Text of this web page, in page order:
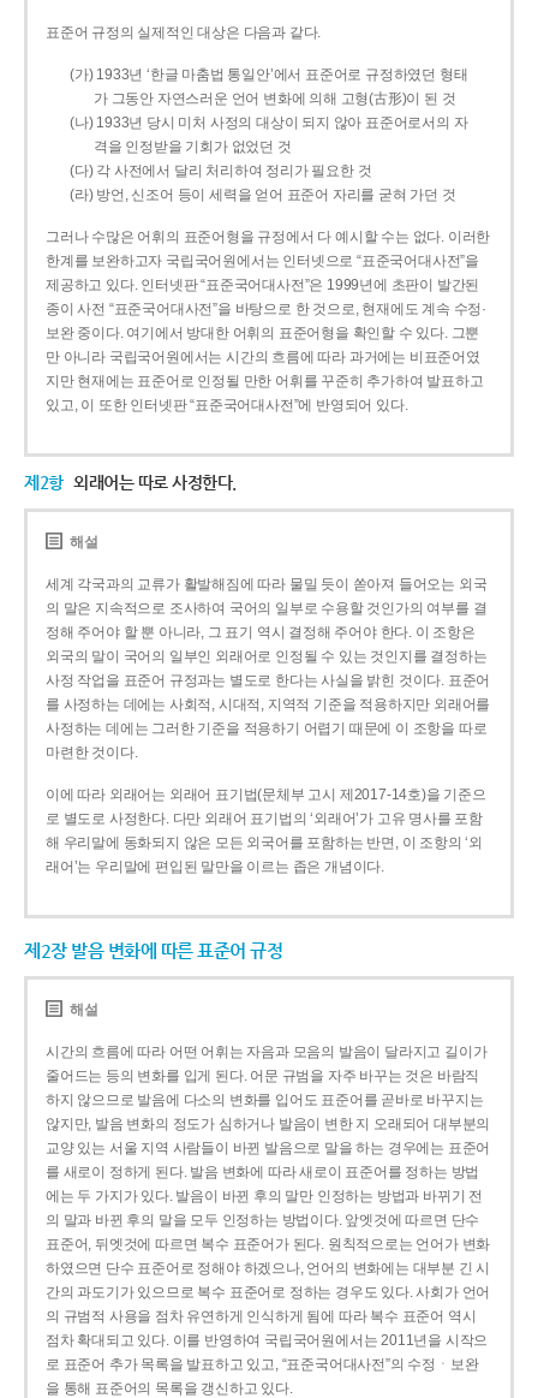
표준어 규정의 실제적인 대상은 다음과 같다.
(가) 1933년 ‘한글 마춤법 통일안’에서 표준어로 규정하였던 형태
가 그동안 자연스러운 언어 변화에 의해 고형(古形)이 된 것
(나) 1933년 당시 미처 사정의 대상이 되지 않아 표준어로서의 자
격을 인정받을 기회가 없었던 것
(다) 각 사전에서 달리 처리하여 정리가 필요한 것
(라) 방언, 신조어 등이 세력을 얻어 표준어 자리를 굳혀 가던 것
그러나 수많은 어휘의 표준어형을 규정에서 다 예시할 수는 없다. 이러한
한계를 보완하고자 국립국어원에서는 인터넷으로 “표준국어대사전”을
제공하고 있다. 인터넷판 “표준국어대사전”은 1999년에 초판이 발간된
종이 사전 “표준국어대사전”을 바탕으로 한 것으로, 현재에도 계속 수정·
보완 중이다. 여기에서 방대한 어휘의 표준어형을 확인할 수 있다. 그뿐
만 아니라 국립국어원에서는 시간의 흐름에 따라 과거에는 비표준어였
지만 현재에는 표준어로 인정될 만한 어휘를 꾸준히 추가하여 발표하고
있고, 이 또한 인터넷판 “표준국어대사전”에 반영되어 있다.
제2항 외래어는 따로 사정한다.
해설
세계 각국과의 교류가 활발해짐에 따라 물밀 듯이 쏟아져 들어오는 외국
의 말은 지속적으로 조사하여 국어의 일부로 수용할 것인가의 여부를 결
정해 주어야 할 뿐 아니라, 그 표기 역시 결정해 주어야 한다. 이 조항은
외국의 말이 국어의 일부인 외래어로 인정될 수 있는 것인지를 결정하는
사정 작업을 표준어 규정과는 별도로 한다는 사실을 밝힌 것이다. 표준어
를 사정하는 데에는 사회적, 시대적, 지역적 기준을 적용하지만 외래어를
사정하는 데에는 그러한 기준을 적용하기 어렵기 때문에 이 조항을 따로
마련한 것이다.
이에 따라 외래어는 외래어 표기법(문체부 고시 제2017-14호)을 기준으
로 별도로 사정한다. 다만 외래어 표기법의 ‘외래어’가 고유 명사를 포함
해 우리말에 동화되지 않은 모든 외국어를 포함하는 반면, 이 조항의 ‘외
래어’는 우리말에 편입된 말만을 이르는 좁은 개념이다.
제2장 발음 변화에 따른 표준어 규정
해설
시간의 흐름에 따라 어떤 어휘는 자음과 모음의 발음이 달라지고 길이가
줄어드는 등의 변화를 입게 된다. 어문 규범을 자주 바꾸는 것은 바람직
하지 않으므로 발음에 다소의 변화를 입어도 표준어를 곧바로 바꾸지는
않지만, 발음 변화의 정도가 심하거나 발음이 변한 지 오래되어 대부분의
교양 있는 서울 지역 사람들이 바뀐 발음으로 말을 하는 경우에는 표준어
를 새로이 정하게 된다. 발음 변화에 따라 새로이 표준어를 정하는 방법
에는 두 가지가 있다. 발음이 바뀐 후의 말만 인정하는 방법과 바뀌기 전
의 말과 바뀐 후의 말을 모두 인정하는 방법이다. 앞엣것에 따르면 단수
표준어, 뒤엣것에 따르면 복수 표준어가 된다. 원칙적으로는 언어가 변화
하였으면 단수 표준어로 정해야 하겠으나, 언어의 변화에는 대부분 긴 시
간의 과도기가 있으므로 복수 표준어로 정하는 경우도 있다. 사회가 언어
의 규범적 사용을 점차 유연하게 인식하게 됨에 따라 복수 표준어 역시
점차 확대되고 있다. 이를 반영하여 국립국어원에서는 2011년을 시작으
로 표준어 추가 목록을 발표하고 있고, “표준국어대사전”의 수정ㆍ보완
을 통해 표준어의 목록을 갱신하고 있다.